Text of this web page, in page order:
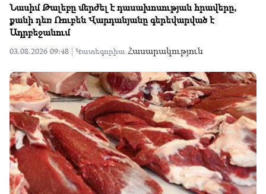
Նասիմ Թալեբը մերժել է դասախոսության հրավերը,
քանի դեռ Ռուբեն Վարդանյանը գերեվարված է
Ադրբեջանում
03.08.2026 09:48 | Կատեգորիա Հասարակություն